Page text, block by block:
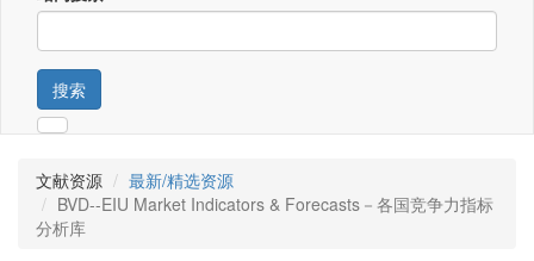
搜索
文献资源
最新/精选资源
BVD--EIU Market Indicators & Forecasts－各国竞争力指标
分析库